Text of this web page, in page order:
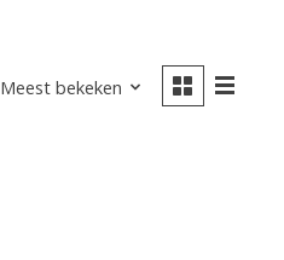
Meest bekeken